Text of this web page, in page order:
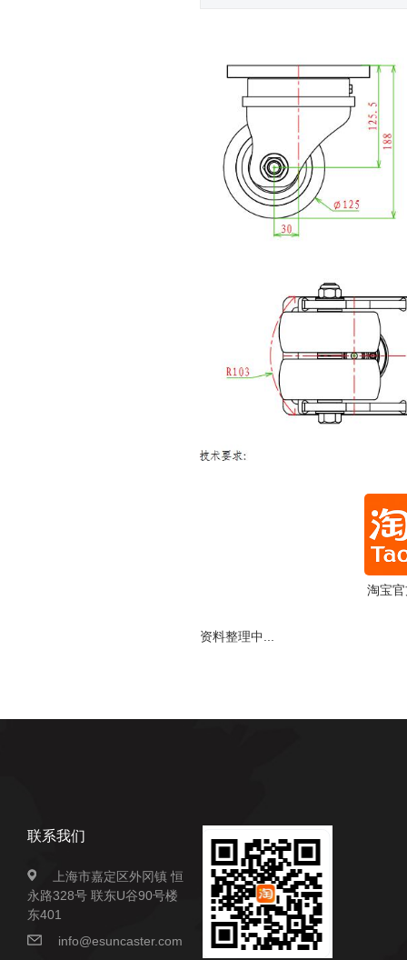
淘宝
资料整理中...
联系我们
上海市嘉定区外冈镇 恒
永路328号 联东U谷90号楼
东401
info@esuncaster.com